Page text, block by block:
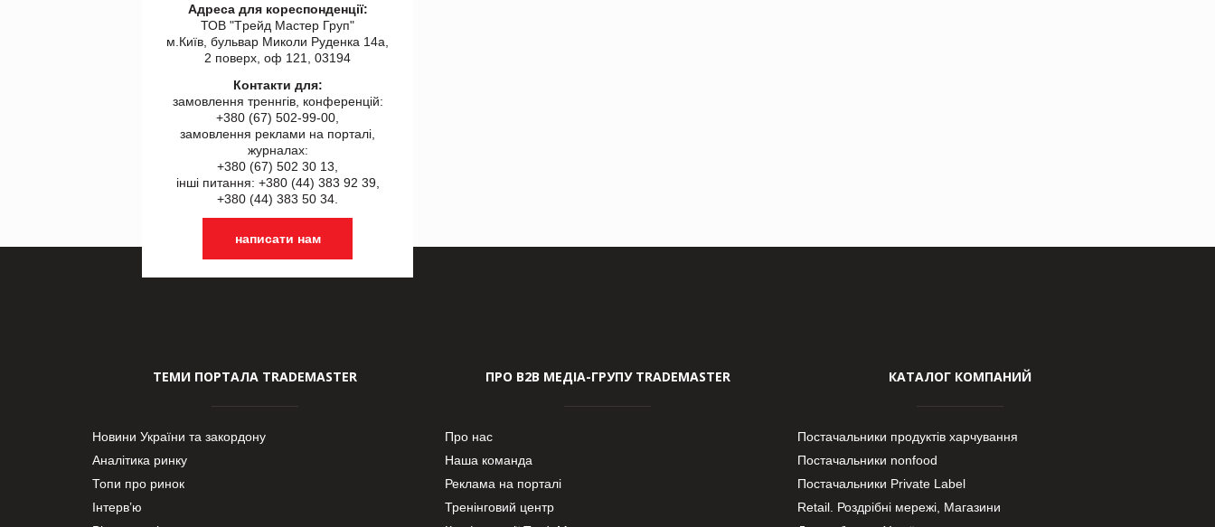
Адреса для кореспонденції:
ТОВ "Tрейд Мастер Груп"
м.Київ, бульвар Миколи Руденка 14а,
2 поверх, оф 121, 03194
Контакти для:
замовлення треннгів, конференцій:
+380 (67) 502-99-00,
замовлення реклами на порталі,
журналах:
+380 (67) 502 30 13,
інші питання: +380 (44) 383 92 39,
+380 (44) 383 50 34.
написати нам
ТЕМИ ПОРТАЛА TRADEMASTER
Новини України та закордону
Аналітика ринку
Топи про ринок
Інтерв’ю
ПРО В2В МЕДІА-ГРУПУ TRADEMASTER
Про нас
Наша команда
Реклама на порталі
Тренінговий центр
КАТАЛОГ КОМПАНИЙ
Постачальники продуктів харчування
Постачальники nonfood
Постачальники Private Label
Retail. Роздрібні мережі, Магазини